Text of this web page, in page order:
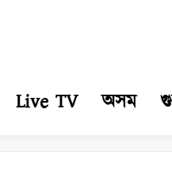
Live TV অসম